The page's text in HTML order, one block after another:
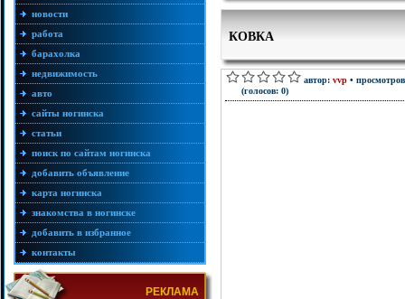
новости
работа
барахолка
недвижимость
авто
сайты ногинска
статьи
поиск по сайтам ногинска
добавить объявление
карта ногинска
знакомства в ногинске
добавить в избранное
контакты
РЕКЛАМА
КОВКА
(голосов: 0)
автор: vvp•